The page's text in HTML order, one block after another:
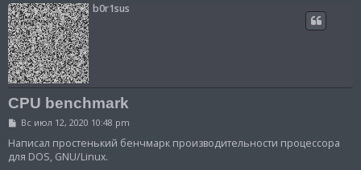
b0r1sus
CPU benchmark
С
о
б
щ
Вс июл 12, 2020 10:48 pm
Написал простенький бенчмарк производительности процессора
для DOS, GNU/Linux.